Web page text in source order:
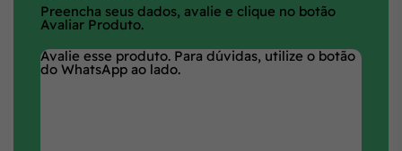
Preencha seus dados, avalie e clique no botão
Avaliar Produto.